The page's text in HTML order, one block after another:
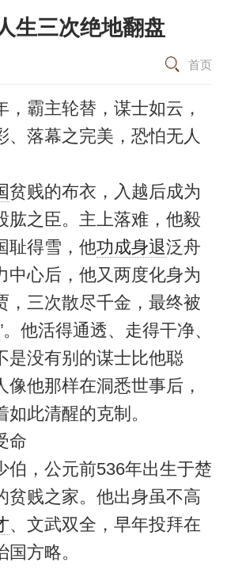
生三次绝地翻盘
首页
霸主轮替，谋士如云，
、落幕之完美，恐怕无人
贫贱的布衣，入越后成为
肱之臣。主上落难，他毅
耻得雪，他功成身退泛舟
中心后，他又两度化身为
，三次散尽千金，最终被
他活得通透、走得干净、
没有别的谋士比他聪
像他那样在洞悉世事后，
此清醒的克制。
命
，公元前536年出生于楚
贫贱之家。他出身虽不高
、文武双全，早年投拜在
方略。